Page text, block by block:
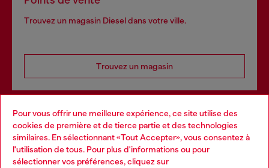
Pour vous offrir une meilleure expérience, ce site utilise des
cookies de première et de tierce partie et des technologies
similaires. En sélectionnant «Tout Accepter», vous consentez à
l'utilisation de tous. Pour plus d'informations ou pour
sélectionner vos préférences, cliquez sur
Trouvez un magasin Diesel dans votre ville.
Trouvez un magasin
Services omnicanaux
Découvrez tous nos services, en ligne et en magasin.
Choose your location